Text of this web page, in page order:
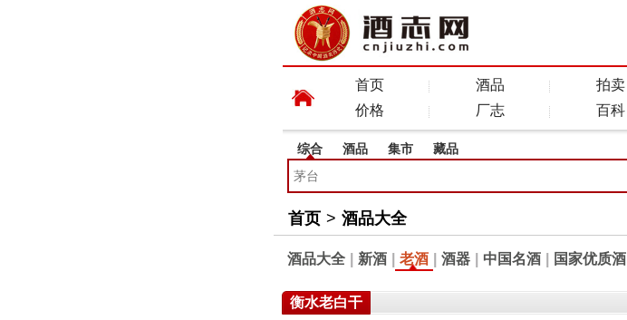
首页 酒品 拍卖
价格
厂志 百科
综合 酒品 集市 藏品
首页 > 酒品大全
酒品大全 新酒 老酒 酒器 中国名酒 国家优质酒
衡水老白干